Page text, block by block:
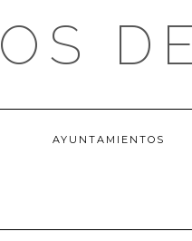
AYUNTAMIENTOS